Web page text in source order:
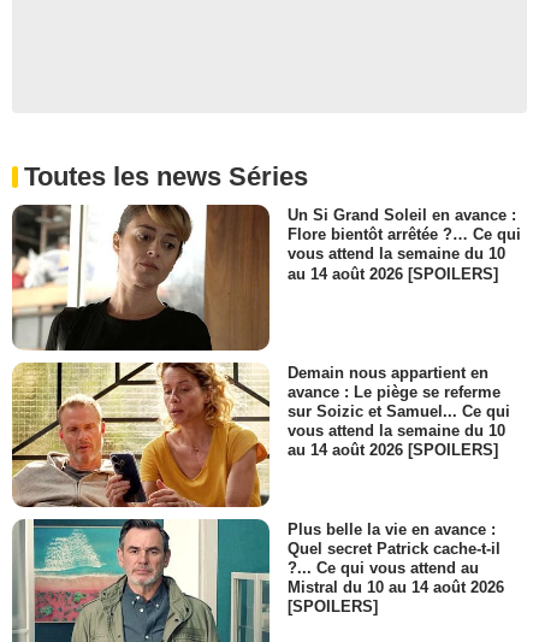
Toutes les news Séries
Un Si Grand Soleil en avance :
Flore bientôt arrêtée ?… Ce qui
vous attend la semaine du 10
au 14 août 2026 [SPOILERS]
Demain nous appartient en
avance : Le piège se referme
sur Soizic et Samuel... Ce qui
vous attend la semaine du 10
au 14 août 2026 [SPOILERS]
Plus belle la vie en avance :
Quel secret Patrick cache-t-il
?... Ce qui vous attend au
Mistral du 10 au 14 août 2026
[SPOILERS]